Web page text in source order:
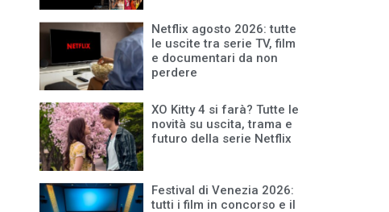
Netflix agosto 2026: tutte
le uscite tra serie TV, film
e documentari da non
perdere
XO Kitty 4 si farà? Tutte le
novità su uscita, trama e
futuro della serie Netflix
Festival di Venezia 2026:
tutti i film in concorso e il